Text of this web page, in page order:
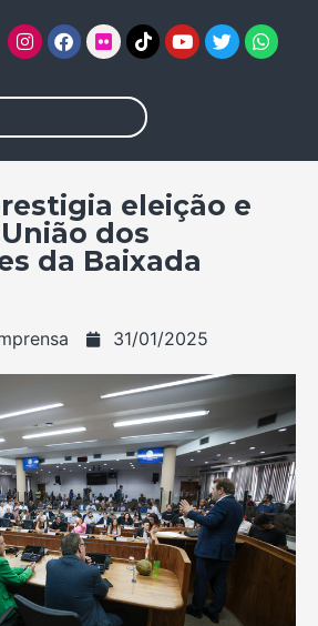
eleição e
dos
da Baixada
31/01/2025